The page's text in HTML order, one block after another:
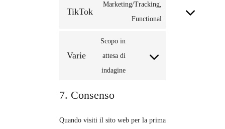
TikTok
Marketing/Tracking,
Functional
Varie
Scopo in
attesa di
indagineto
7. Consenso
Quando visiti il sito web per la prima